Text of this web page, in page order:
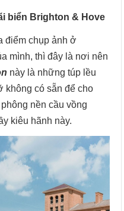
biển Brighton & Hove
điểm chụp ảnh ở
mình, thì đây là nơi nên
này là những túp lều
không có sẵn để cho
nền cầu vồng
kiêu hãnh này.